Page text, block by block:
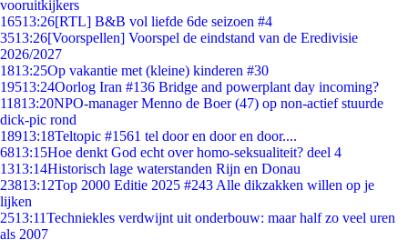
vooruitkijkers
16513:26[RTL] B&B vol liefde 6de seizoen #4
3513:26[Voorspellen] Voorspel de eindstand van de Eredivisie
2026/2027
1813:25Op vakantie met (kleine) kinderen #30
19513:24Oorlog Iran #136 Bridge and powerplant day incoming?
11813:20NPO-manager Menno de Boer (47) op non-actief stuurde
dick-pic rond
18913:18Teltopic #1561 tel door en door en door....
6813:15Hoe denkt God echt over homo-seksualiteit? deel 4
1313:14Historisch lage waterstanden Rijn en Donau
23813:12Top 2000 Editie 2025 #243 Alle dikzakken willen op je
lijken
2513:11Techniekles verdwijnt uit onderbouw: maar half zo veel uren
als 2007